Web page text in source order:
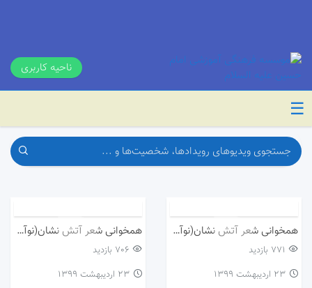
ناحیه کاربری
☰
همخوانی شعر آتش نشان(نوآموزان دختر)
771 بازدید
۲۳ اردیبهشت ۱۳۹۹
همخوانی شعر آتش نشان(نوآموزان پسر)
706 بازدید
۲۳ اردیبهشت ۱۳۹۹